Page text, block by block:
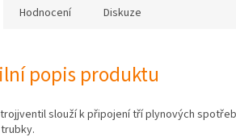
Hodnocení Diskuze
popis produktu
slouží k připojení tří plynových